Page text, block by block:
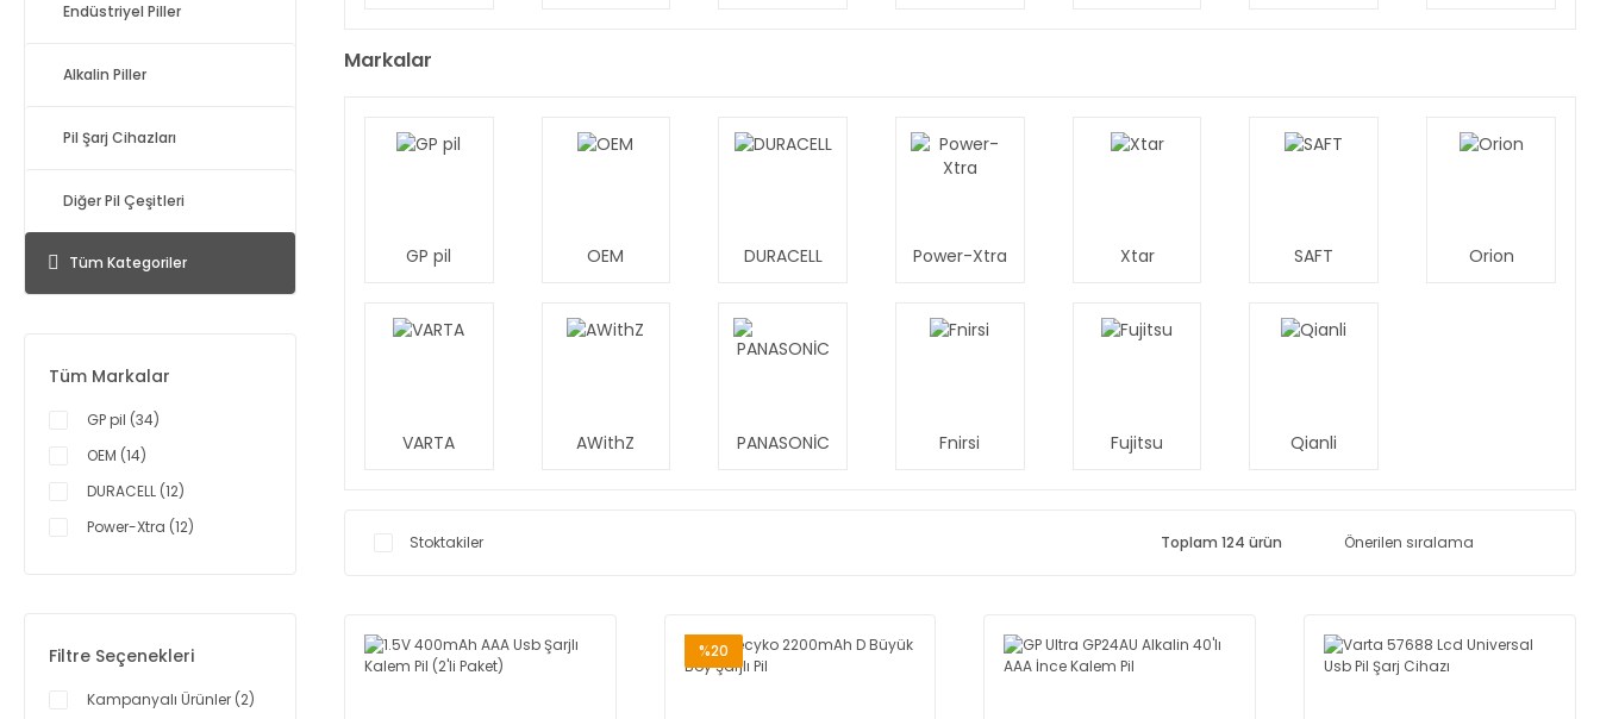
Endüstriyel Piller
Alkalin Piller
Pil Şarj Cihazları
Diğer Pil Çeşitleri
Tüm Kategoriler
Tüm Markalar
GP pil (34)
OEM (14)
DURACELL (12)
Power-Xtra (12)
VARTA (8)
AWithZ (6)
Filtre Seçenekleri
Kampanyalı Ürünler (2)
Markalar
GP pil OEM DURACELL Power-Xtra Xtar SAFT Orion
VARTA AWithZ PANASONİC Fnirsi Fujitsu Qianli
Stoktakiler Toplam 124 ürün
%20